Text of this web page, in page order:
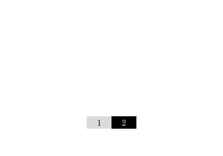
1 2